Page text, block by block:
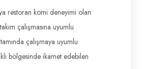
restoran komi deneyimi olan
çalışmasına uyumlu
çalışmaya uyumlu
bölgesinde ikamet edebilen